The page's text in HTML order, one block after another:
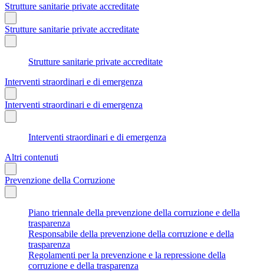
Strutture sanitarie private accreditate
Strutture sanitarie private accreditate
Strutture sanitarie private accreditate
Interventi straordinari e di emergenza
Interventi straordinari e di emergenza
Interventi straordinari e di emergenza
Altri contenuti
Prevenzione della Corruzione
Piano triennale della prevenzione della corruzione e della
trasparenza
Responsabile della prevenzione della corruzione e della
trasparenza
Regolamenti per la prevenzione e la repressione della
corruzione e della trasparenza